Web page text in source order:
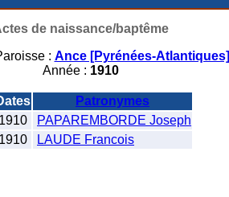
de naissance/baptême
: Ance [Pyrénées-Atlantiques]
Année : 1910
Patronymes
1910
PAPAREMBORDE Joseph
1910 LAUDE Francois